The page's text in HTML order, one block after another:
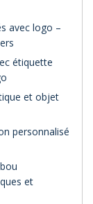
avec logo –
étiquette
et objet
personnalisé
et